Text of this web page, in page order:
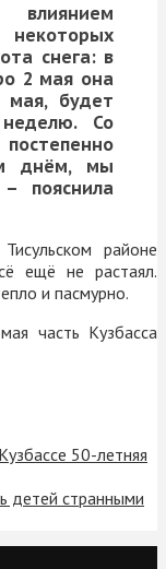
некоторых
снега: в
2 мая она
мая, будет
Со
днём, мы
пояснила
районе
ещё не растаял.
и пасмурно.
часть Кузбасса
50-летняя
детей странными